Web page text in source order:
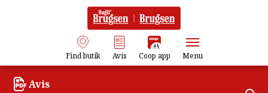
Find butik Avis Coop app Menu
Avis